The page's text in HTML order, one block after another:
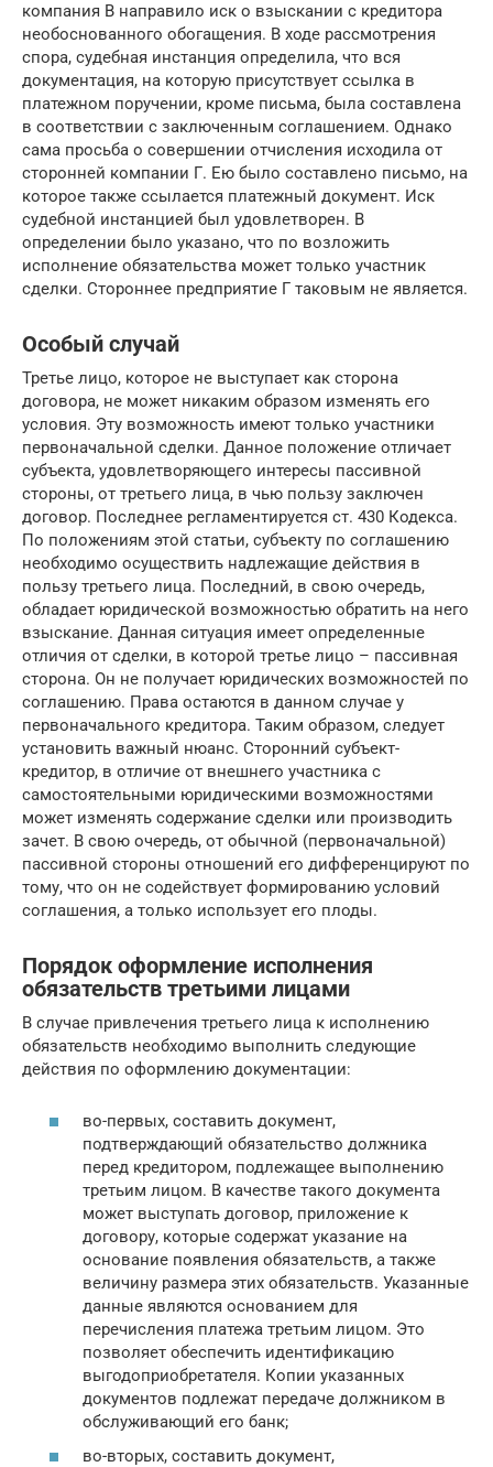
компания В направило иск о взыскании с кредитора
необоснованного обогащения. В ходе рассмотрения
спора, судебная инстанция определила, что вся
документация, на которую присутствует ссылка в
платежном поручении, кроме письма, была составлена
в соответствии с заключенным соглашением. Однако
сама просьба о совершении отчисления исходила от
сторонней компании Г. Ею было составлено письмо, на
которое также ссылается платежный документ. Иск
судебной инстанцией был удовлетворен. В
определении было указано, что по возложить
исполнение обязательства может только участник
сделки. Стороннее предприятие Г таковым не является.
Особый случай
Третье лицо, которое не выступает как сторона
договора, не может никаким образом изменять его
условия. Эту возможность имеют только участники
первоначальной сделки. Данное положение отличает
субъекта, удовлетворяющего интересы пассивной
стороны, от третьего лица, в чью пользу заключен
договор. Последнее регламентируется ст. 430 Кодекса.
По положениям этой статьи, субъекту по соглашению
необходимо осуществить надлежащие действия в
пользу третьего лица. Последний, в свою очередь,
обладает юридической возможностью обратить на него
взыскание. Данная ситуация имеет определенные
отличия от сделки, в которой третье лицо – пассивная
сторона. Он не получает юридических возможностей по
соглашению. Права остаются в данном случае у
первоначального кредитора. Таким образом, следует
установить важный нюанс. Сторонний субъект-
кредитор, в отличие от внешнего участника с
самостоятельными юридическими возможностями
может изменять содержание сделки или производить
зачет. В свою очередь, от обычной (первоначальной)
пассивной стороны отношений его дифференцируют по
тому, что он не содействует формированию условий
соглашения, а только использует его плоды.
Порядок оформление исполнения
обязательств третьими лицами
В случае привлечения третьего лица к исполнению
обязательств необходимо выполнить следующие
действия по оформлению документации:
во-первых, составить документ,
подтверждающий обязательство должника
перед кредитором, подлежащее выполнению
третьим лицом. В качестве такого документа
может выступать договор, приложение к
договору, которые содержат указание на
основание появления обязательств, а также
величину размера этих обязательств. Указанные
данные являются основанием для
перечисления платежа третьим лицом. Это
позволяет обеспечить идентификацию
выгодоприобретателя. Копии указанных
документов подлежат передаче должником в
обслуживающий его банк;
во-вторых, составить документ,